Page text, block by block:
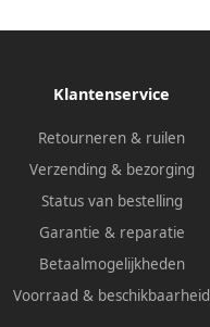
Klantenservice
Retourneren & ruilen
Verzending & bezorging
Status van bestelling
Garantie & reparatie
Betaalmogelijkheden
Voorraad & beschikbaarheid